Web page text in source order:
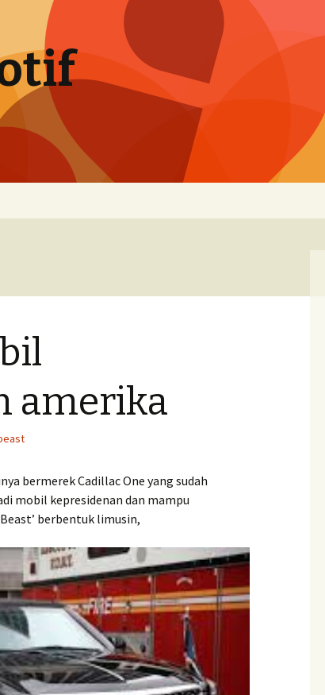
amerika
bermerek Cadillac One yang sudah
mobil kepresidenan dan mampu
berbentuk limusin,